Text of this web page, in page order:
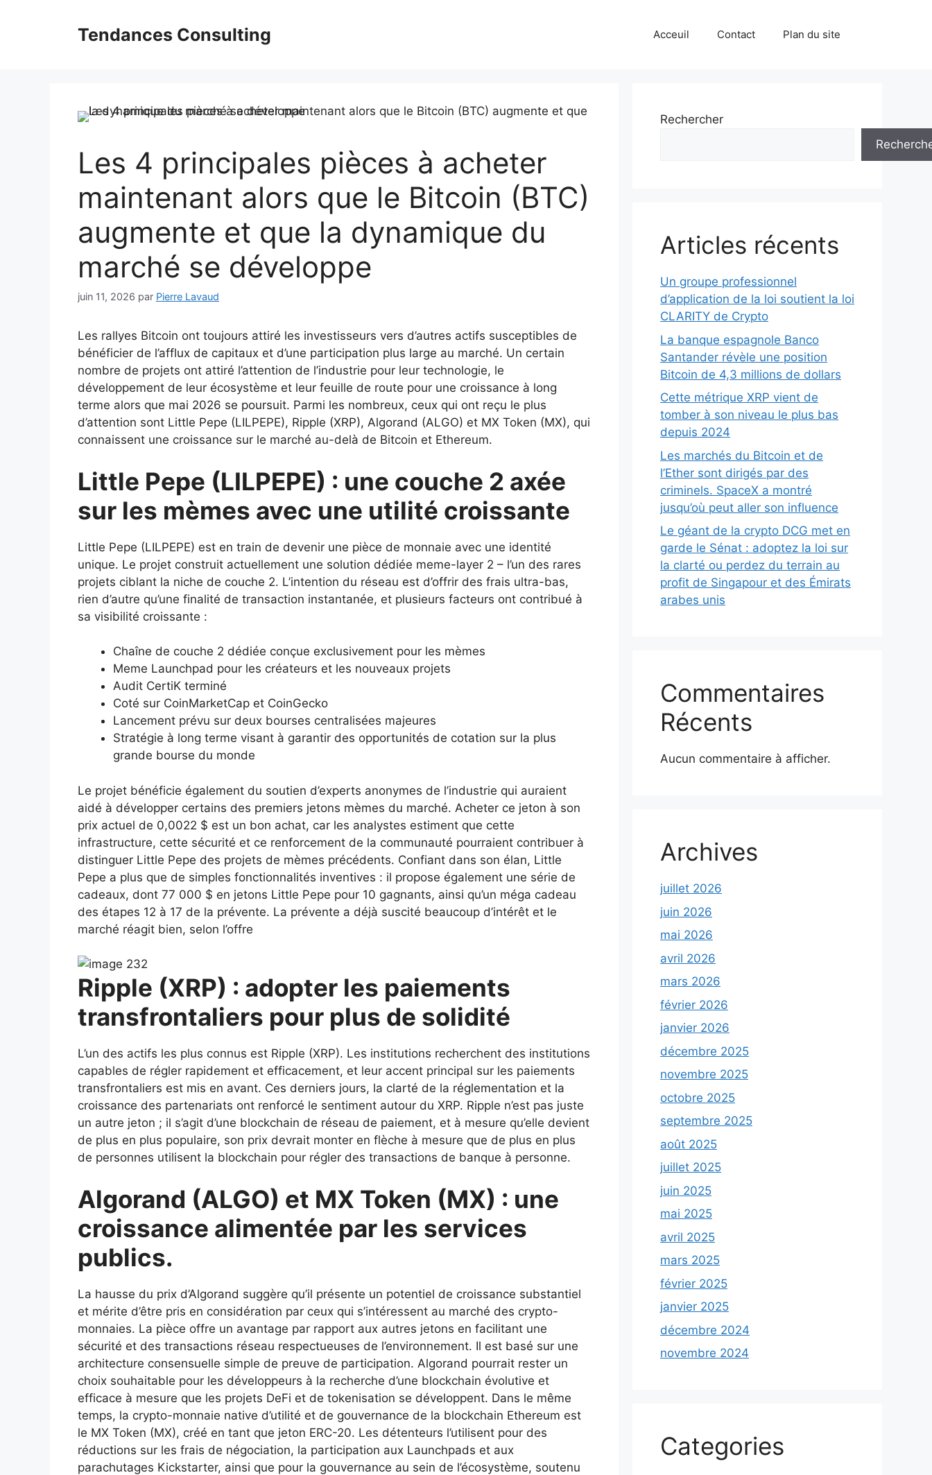
Tendances Consulting Acceuil Contact Plan du site
Les 4 principales pièces à acheter
maintenant alors que le Bitcoin (BTC)
augmente et que la dynamique du
marché se développe
juin 11, 2026 par Pierre Lavaud
Les rallyes Bitcoin ont toujours attiré les investisseurs vers d’autres actifs susceptibles de
bénéficier de l’afflux de capitaux et d’une participation plus large au marché. Un certain
nombre de projets ont attiré l’attention de l’industrie pour leur technologie, le
développement de leur écosystème et leur feuille de route pour une croissance à long
terme alors que mai 2026 se poursuit. Parmi les nombreux, ceux qui ont reçu le plus
d’attention sont Little Pepe (LILPEPE), Ripple (XRP), Algorand (ALGO) et MX Token (MX), qui
connaissent une croissance sur le marché au-delà de Bitcoin et Ethereum.
Little Pepe (LILPEPE) : une couche 2 axée
sur les mèmes avec une utilité croissante
Little Pepe (LILPEPE) est en train de devenir une pièce de monnaie avec une identité
unique. Le projet construit actuellement une solution dédiée meme-layer 2 – l’un des rares
projets ciblant la niche de couche 2. L’intention du réseau est d’offrir des frais ultra-bas,
rien d’autre qu’une finalité de transaction instantanée, et plusieurs facteurs ont contribué à
sa visibilité croissante :
Chaîne de couche 2 dédiée conçue exclusivement pour les mèmes
Meme Launchpad pour les créateurs et les nouveaux projets
Audit CertiK terminé
Coté sur CoinMarketCap et CoinGecko
Lancement prévu sur deux bourses centralisées majeures
Stratégie à long terme visant à garantir des opportunités de cotation sur la plus
grande bourse du monde
Le projet bénéficie également du soutien d’experts anonymes de l’industrie qui auraient
aidé à développer certains des premiers jetons mèmes du marché. Acheter ce jeton à son
prix actuel de 0,0022 $ est un bon achat, car les analystes estiment que cette
infrastructure, cette sécurité et ce renforcement de la communauté pourraient contribuer à
distinguer Little Pepe des projets de mèmes précédents. Confiant dans son élan, Little
Pepe a plus que de simples fonctionnalités inventives : il propose également une série de
cadeaux, dont 77 000 $ en jetons Little Pepe pour 10 gagnants, ainsi qu’un méga cadeau
des étapes 12 à 17 de la prévente. La prévente a déjà suscité beaucoup d’intérêt et le
marché réagit bien, selon l’offre
Ripple (XRP) : adopter les paiements
transfrontaliers pour plus de solidité
L’un des actifs les plus connus est Ripple (XRP). Les institutions recherchent des institutions
capables de régler rapidement et efficacement, et leur accent principal sur les paiements
transfrontaliers est mis en avant. Ces derniers jours, la clarté de la réglementation et la
croissance des partenariats ont renforcé le sentiment autour du XRP. Ripple n’est pas juste
un autre jeton ; il s’agit d’une blockchain de réseau de paiement, et à mesure qu’elle devient
de plus en plus populaire, son prix devrait monter en flèche à mesure que de plus en plus
de personnes utilisent la blockchain pour régler des transactions de banque à personne.
Algorand (ALGO) et MX Token (MX) : une
croissance alimentée par les services
publics.
La hausse du prix d’Algorand suggère qu’il présente un potentiel de croissance substantiel
et mérite d’être pris en considération par ceux qui s’intéressent au marché des crypto-
monnaies. La pièce offre un avantage par rapport aux autres jetons en facilitant une
sécurité et des transactions réseau respectueuses de l’environnement. Il est basé sur une
architecture consensuelle simple de preuve de participation. Algorand pourrait rester un
choix souhaitable pour les développeurs à la recherche d’une blockchain évolutive et
efficace à mesure que les projets DeFi et de tokenisation se développent. Dans le même
temps, la crypto-monnaie native d’utilité et de gouvernance de la blockchain Ethereum est
le MX Token (MX), créé en tant que jeton ERC-20. Les détenteurs l’utilisent pour des
réductions sur les frais de négociation, la participation aux Launchpads et aux
parachutages Kickstarter, ainsi que pour la gouvernance au sein de l’écosystème, soutenu
Rechercher
Articles récents
Un groupe professionnel
d’application de la loi soutient la loi
CLARITY de Crypto
La banque espagnole Banco
Santander révèle une position
Bitcoin de 4,3 millions de dollars
Cette métrique XRP vient de
tomber à son niveau le plus bas
depuis 2024
Les marchés du Bitcoin et de
l’Ether sont dirigés par des
criminels. SpaceX a montré
jusqu’où peut aller son influence
Le géant de la crypto DCG met en
garde le Sénat : adoptez la loi sur
la clarté ou perdez du terrain au
profit de Singapour et des Émirats
arabes unis
Commentaires
Récents
Aucun commentaire à afficher.
Archives
juillet 2026
juin 2026
mai 2026
avril 2026
mars 2026
février 2026
janvier 2026
décembre 2025
novembre 2025
octobre 2025
septembre 2025
août 2025
juillet 2025
juin 2025
mai 2025
avril 2025
mars 2025
février 2025
janvier 2025
décembre 2024
novembre 2024
Categories